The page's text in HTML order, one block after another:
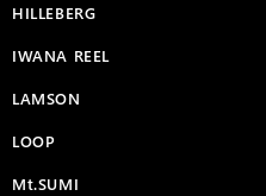
HILLEBERG
IWANA REEL
LAMSON
LOOP
Mt.SUMI